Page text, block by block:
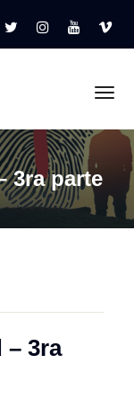
3ra parte
3ra